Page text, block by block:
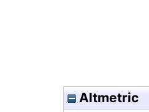
Altmetric